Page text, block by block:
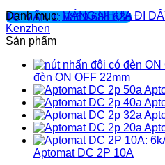
TƯ VẤN 1: 0869.685.636
Danh mục: MÁNG NHỰA ĐI
Kenzhen
Sản phẩm
đèn ON OFF 22mm
Aptomat DC 2P 10A